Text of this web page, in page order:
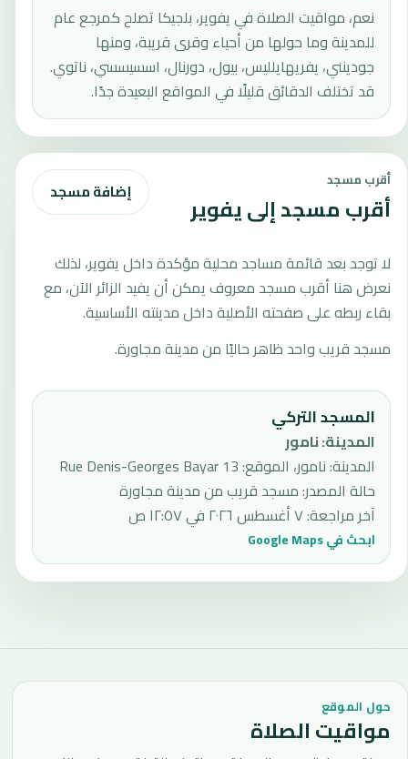
نعم، مواقيت الصلاة في يفوير، بلجيكا تصلح كمرجع عام
للمدينة وما حولها من أحياء وقرى قريبة، ومنها
جودينني، يفريهايلليس، بيول، دورنال، اسسيسسي، ناتوي.
قد تختلف الدقائق قليلًا في المواقع البعيدة جدًا.
أقرب مسجد
أقرب مسجد إلى يفوير إضافة مسجد
لا توجد بعد قائمة مساجد محلية مؤكدة داخل يفوير، لذلك
نعرض هنا أقرب مسجد معروف يمكن أن يفيد الزائر الآن، مع
بقاء ربطه على صفحته الأصلية داخل مدينته الأساسية.
مسجد قريب واحد ظاهر حاليًا من مدينة مجاورة.
المسجد التركي
المدينة:نامور
المدينة: نامور، الموقع: 13 Rue Denis-Georges Bayar
حالة المصدر:مسجد قريب من مدينة مجاورة
آخر مراجعة:٧ أغسطس ٢٠٢٦ في ١٢:٥٧ ص
ابحث في Google Maps
حول الموقع
مواقيت الصلاة